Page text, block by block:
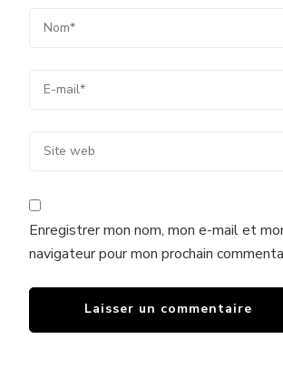
Enregistrer mon nom, mon e-mail et
navigateur pour mon prochain